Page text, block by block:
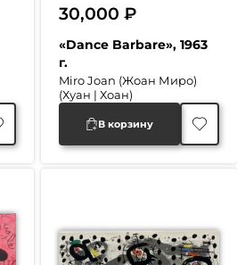
«Dance Barbare», 1963
г.
Miro Joan (Жоан Миро)
(Хуан | Хоан)
30,000₽
В корзину